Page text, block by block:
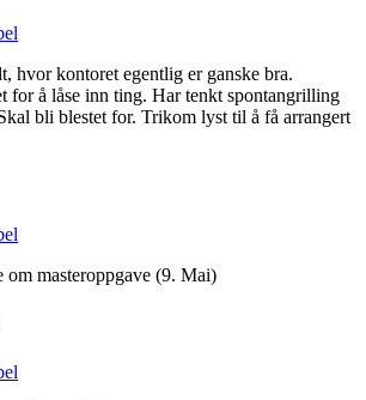
hvor kontoret egentlig er ganske bra.
for å låse inn ting. Har tenkt spontangrilling
bli blestet for. Trikom lyst til å få arrangert
om masteroppgave (9. Mai)